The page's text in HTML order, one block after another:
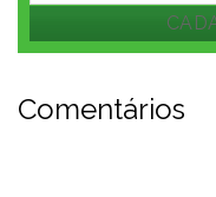
Comentários